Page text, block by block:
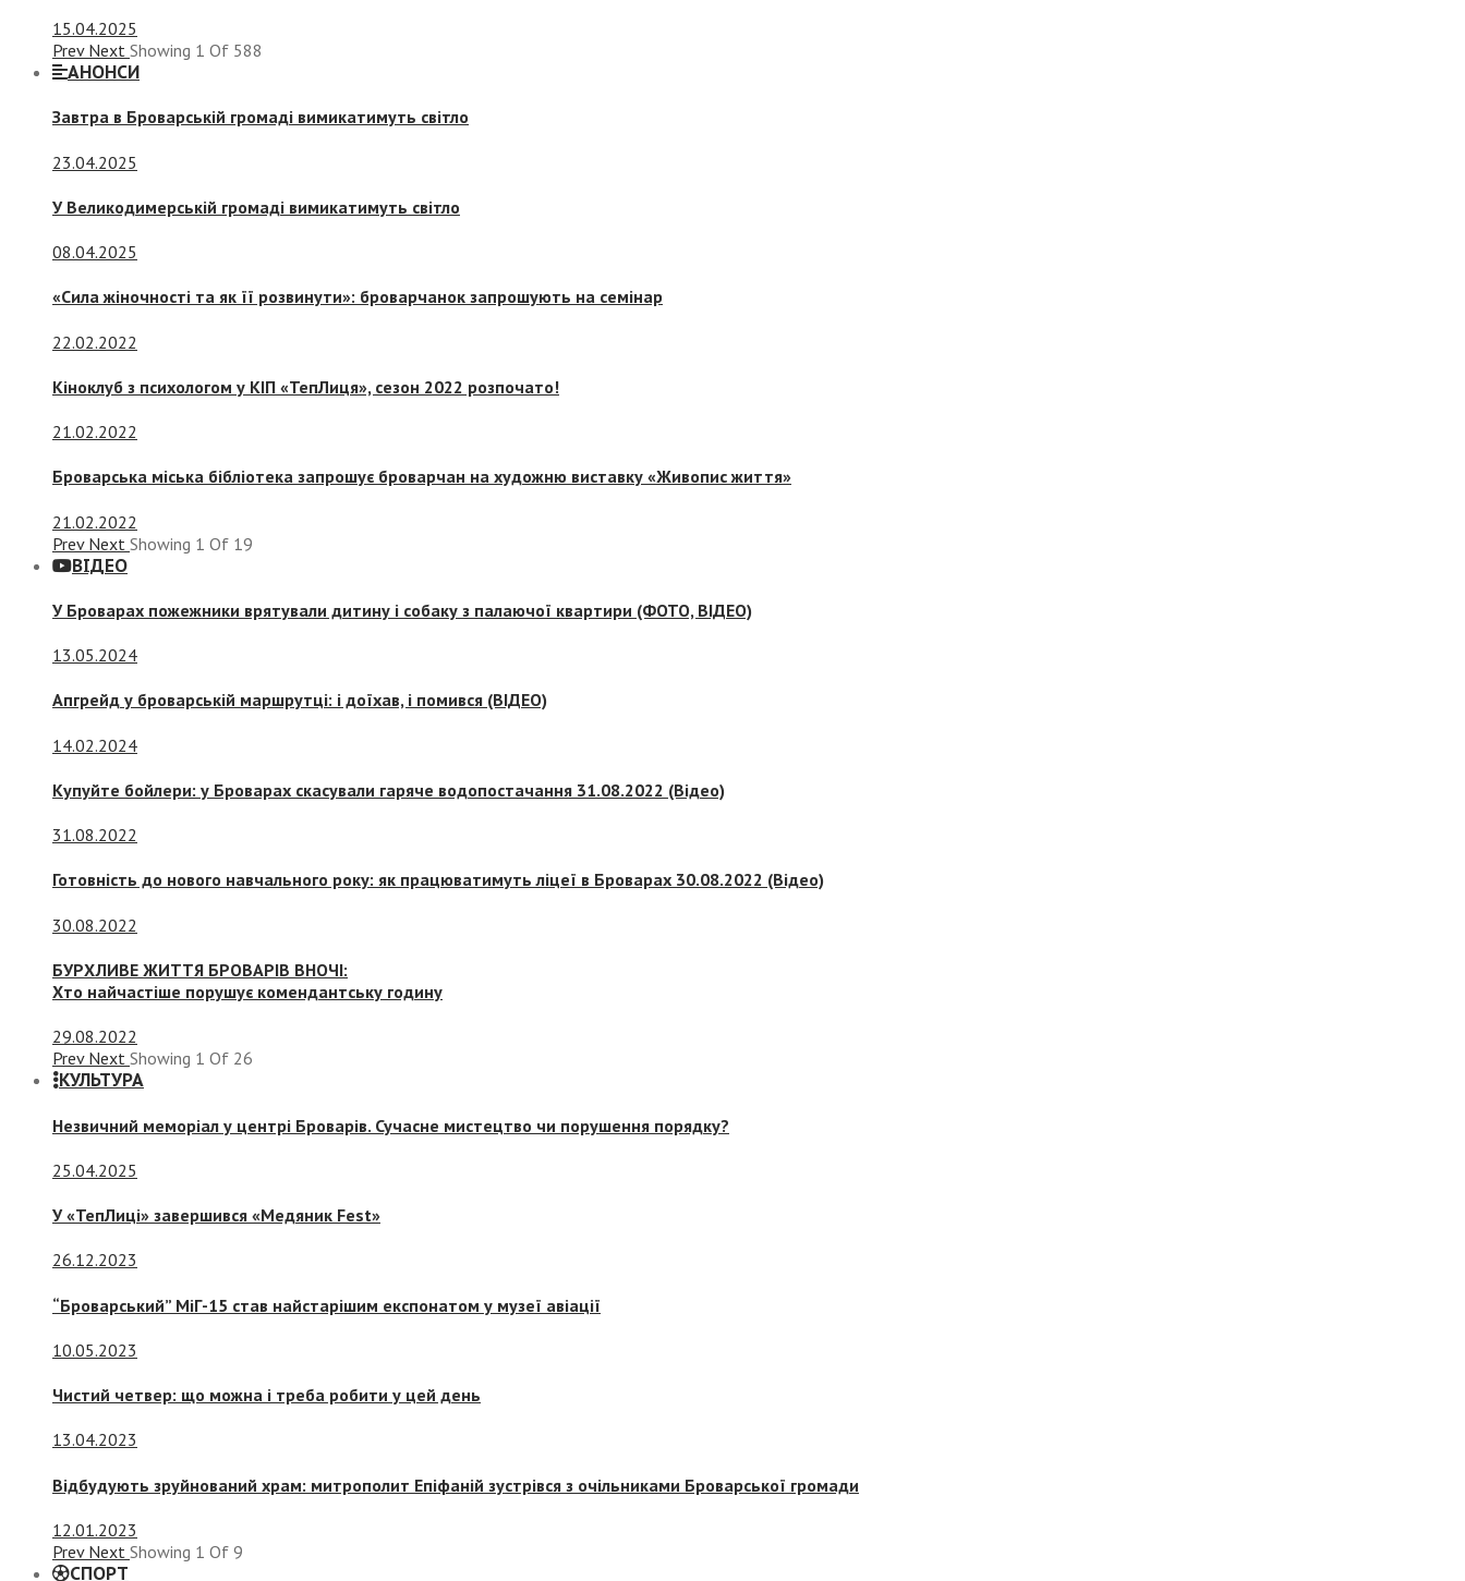
15.04.2025
Prev Next Showing 1 Of 588
АНОНСИ
Завтра в Броварській громаді вимикатимуть світло
23.04.2025
У Великодимерській громаді вимикатимуть світло
08.04.2025
«Сила жіночності та як її розвинути»: броварчанок запрошують на семінар
22.02.2022
Кіноклуб з психологом у КІП «ТепЛиця», сезон 2022 розпочато!
21.02.2022
Броварська міська бібліотека запрошує броварчан на художню виставку «Живопис життя»
21.02.2022
Prev Next Showing 1 Of 19
ВІДЕО
У Броварах пожежники врятували дитину і собаку з палаючої квартири (ФОТО, ВІДЕО)
13.05.2024
Апгрейд у броварській маршрутці: і доїхав, і помився (ВІДЕО)
14.02.2024
Купуйте бойлери: у Броварах скасували гаряче водопостачання 31.08.2022 (Відео)
31.08.2022
Готовність до нового навчального року: як працюватимуть ліцеї в Броварах 30.08.2022 (Відео)
30.08.2022
БУРХЛИВЕ ЖИТТЯ БРОВАРІВ ВНОЧІ:
Хто найчастіше порушує комендантську годину
29.08.2022
Prev Next Showing 1 Of 26
КУЛЬТУРА
Незвичний меморіал у центрі Броварів. Сучасне мистецтво чи порушення порядку?
25.04.2025
У «ТепЛиці» завершився «Медяник Fest»
26.12.2023
“Броварський” МіГ-15 став найстарішим експонатом у музеї авіації
10.05.2023
Чистий четвер: що можна і треба робити у цей день
13.04.2023
Відбудують зруйнований храм: митрополит Епіфаній зустрівся з очільниками Броварської громади
12.01.2023
Prev Next Showing 1 Of 9
СПОРТ